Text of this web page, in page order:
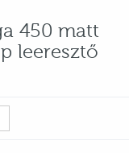
450 matt
leeresztő